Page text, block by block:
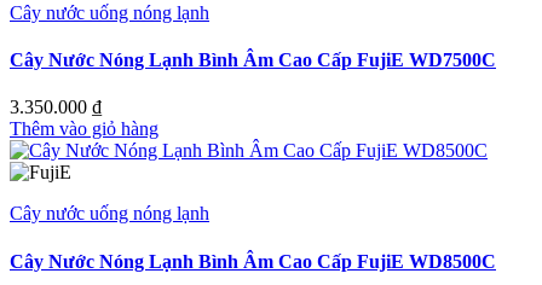
Cây nước uống nóng lạnh
Cây Nước Nóng Lạnh Bình Âm Cao Cấp FujiE WD7500C
3.350.000 ₫
Thêm vào giỏ hàng
Cây nước uống nóng lạnh
Cây Nước Nóng Lạnh Bình Âm Cao Cấp FujiE WD8500C